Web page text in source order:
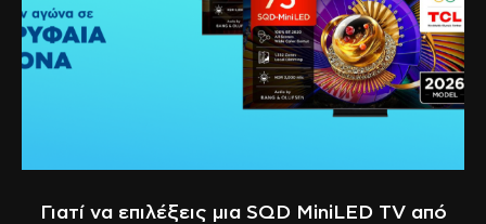
Γιατί να επιλέξεις μια SQD MiniLED TV από